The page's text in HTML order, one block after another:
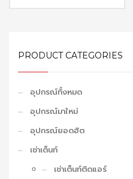
PRODUCT CATEGORIES
อุปกรณ์ทั้งหมด
อุปกรณ์มาใหม่
อุปกรณ์ยอดฮิต
เช่าเต็นท์
เช่าเต็นท์ติดแอร์